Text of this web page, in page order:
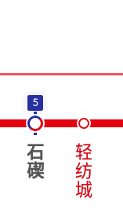
5
石
碶
轻
纺
城